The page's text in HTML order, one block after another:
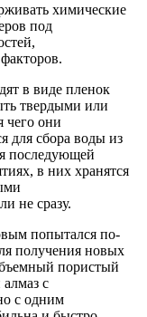
химические
под
в виде пленок
твердыми или
чего они
для сбора воды из
последующей
в них хранятся
не сразу.
попытался по-
получения новых
пористый
с
с одним